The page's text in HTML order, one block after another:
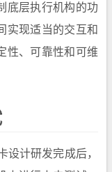
底层执行机构的功
实现适当的交互和
性、可靠性和可维
设计研发完成后，